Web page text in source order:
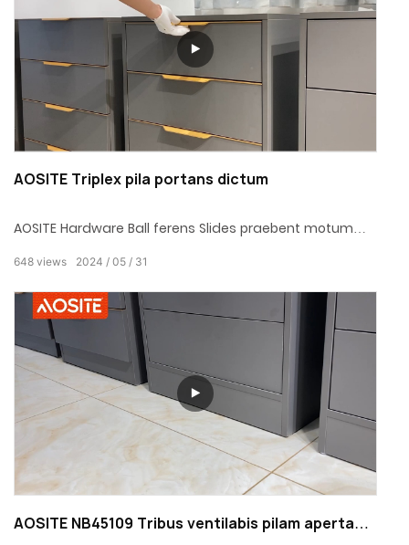
AOSITE Triplex pila portans dictum
AOSITE Hardware Ball ferens Slides praebent motum
2024 05 31
648 views
AOSITE NB45109 Tribus ventilabis pilam apertam